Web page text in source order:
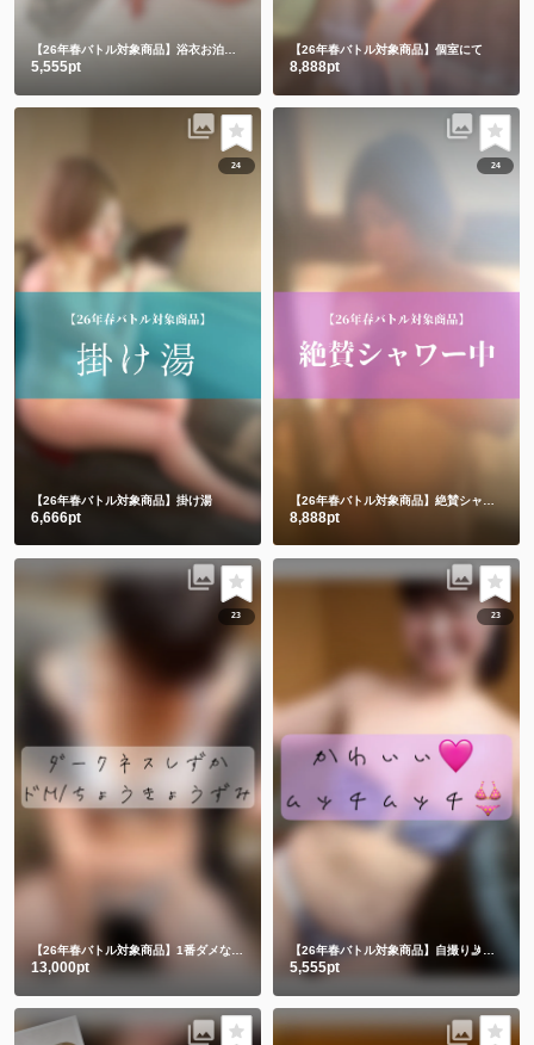
【26年春バトル対象商品】浴衣お泊まり〜第一章〜
5,555pt
【26年春バトル対象商品】個室にて
8,888pt
24
【26年春バトル対象商品】掛け湯
6,666pt
24
8,888pt
23
【26年春バトル対象商品】1番ダメなヤツ💔自撮り🤳
13,000pt
23
5,555pt